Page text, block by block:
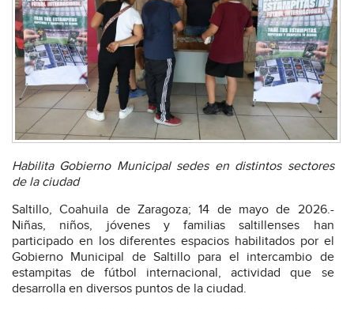
Habilita Gobierno Municipal sedes en distintos sectores
de la ciudad
Saltillo, Coahuila de Zaragoza; 14 de mayo de 2026.-
Niñas, niños, jóvenes y familias saltillenses han
participado en los diferentes espacios habilitados por el
Gobierno Municipal de Saltillo para el intercambio de
estampitas de fútbol internacional, actividad que se
desarrolla en diversos puntos de la ciudad.